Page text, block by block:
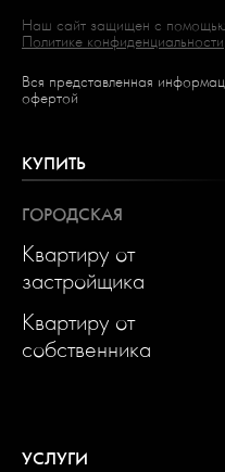
КУПИТЬ
ГОРОДСКАЯ
Квартиру от
застройщика
Квартиру от
собственника
УСЛУГИ
Наш сайт защищен с помощью
Политике конфиденциальности
Вся представленная
офертой